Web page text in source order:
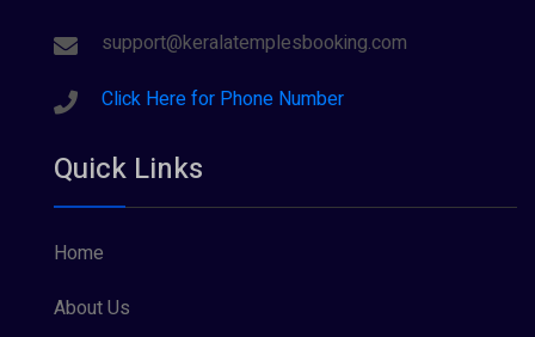
support@keralatemplesbooking.com
Click Here for Phone Number
Quick Links
Home
About Us